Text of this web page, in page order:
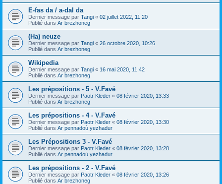
E-fas da / a-dal da
Dernier message par Tangi « 02 juillet 2022, 11:20
Publié dans Ar brezhoneg
(Ha) neuze
Dernier message par Tangi « 26 octobre 2020, 10:26
Publié dans Ar brezhoneg
Wikipedia
Dernier message par Tangi « 16 mai 2020, 11:42
Publié dans Ar brezhoneg
Les prépositions - 5 - V.Favé
Dernier message par Paotr Kleder « 08 février 2020, 13:33
Publié dans Ar brezhoneg
Les prépositions - 4 - V.Favé
Dernier message par Paotr Kleder « 08 février 2020, 13:30
Publié dans Ar pennadoù yezhadur
Les Prépositions 3 - V.Favé
Dernier message par Paotr Kleder « 08 février 2020, 13:28
Publié dans Ar pennadoù yezhadur
Les prépositions - 2 - V.Favé
Dernier message par Paotr Kleder « 08 février 2020, 13:26
Publié dans Ar brezhoneg